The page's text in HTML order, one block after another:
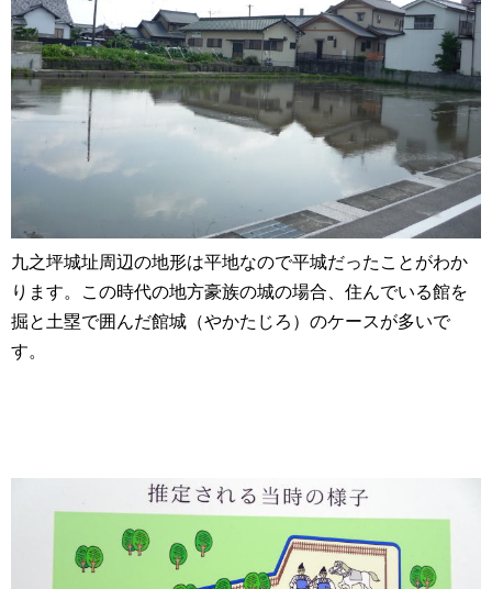
九之坪城址周辺の地形は平地なので平城だったことがわか
ります。この時代の地方豪族の城の場合、住んでいる館を
掘と土塁で囲んだ館城（やかたじろ）のケースが多いで
す。